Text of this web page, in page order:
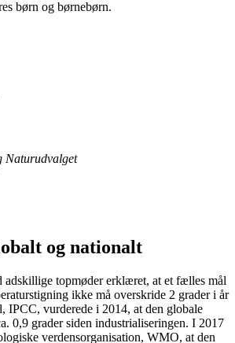
børn og børnebørn.
Naturudvalget
og nationalt
adskillige topmøder erklæret, at et fælles mål
ikke må overskride 2 grader i år
IPCC, vurderede i 2014, at den globale
0,9 grader siden industrialiseringen. I 2017
verdensorganisation, WMO, at den